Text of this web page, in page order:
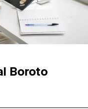
Boroto